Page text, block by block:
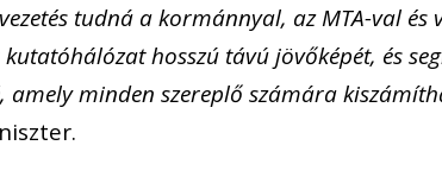
tudná a kormánnyal, az MTA-val
hosszú távú jövőképét, és
amely minden szereplő számára